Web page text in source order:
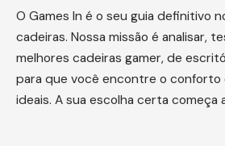
O Games In é o seu guia definitivo
cadeiras. Nossa missão é analisar,
melhores cadeiras gamer, de
para que você encontre o conforto
ideais. A sua escolha certa começa